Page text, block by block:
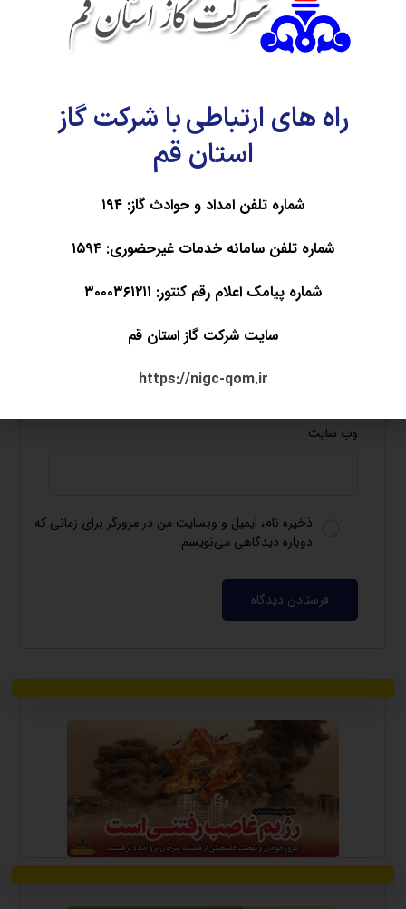
موردنیاز علامت‌گذاری شده‌اند*
دیدگاه
*
وب‌ سایت
ذخیره نام، ایمیل و وبسایت من در مرورگر برای زمانی که
دوباره دیدگاهی می‌نویسم.
راه های ارتباطی با شرکت گاز
استان قم
شماره تلفن امداد و حوادث گاز: ۱۹۴
شماره تلفن سامانه خدمات غیرحضوری: ۱۵۹۴
شماره پیامک اعلام رقم کنتور: ۳۰۰۰۳۶۱۲۱۱
سایت شرکت گاز استان قم
https://nigc-qom.ir